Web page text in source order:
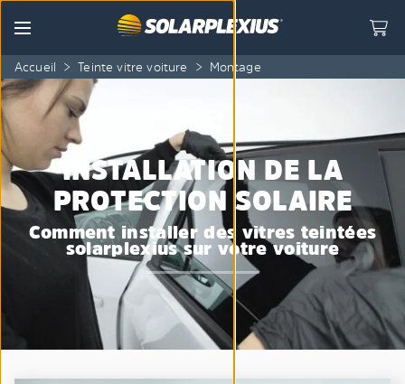
Skip to content
Menu
Accueil > Teinte vitre voiture > Montage
INSTALLATION DE LA
PROTECTION SOLAIRE
Comment installer des vitres teintées
solarplexius sur votre voiture